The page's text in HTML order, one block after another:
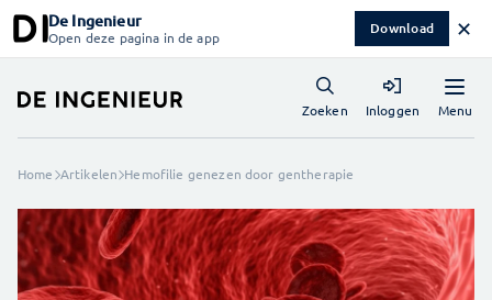
De Ingenieur
Open deze pagina in de app Download ✕
Menu
Zoeken Inloggen
Home Artikelen Hemofilie genezen door gentherapie